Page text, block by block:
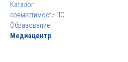
Каталог
совместимости ПО
Образование
Медиацентр